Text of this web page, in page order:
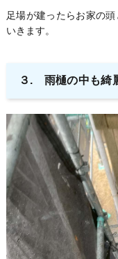
足場が建ったらお家の
いきます。
３. 雨樋の中も綺